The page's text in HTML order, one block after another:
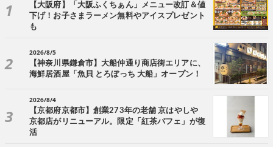
【大阪府】「大阪ふくちぁん」メニュー改訂＆値
下げ！お子さまラーメン無料やアイスプレゼント
も
2026/8/5
【神奈川県鎌倉市】大船仲通り商店街エリアに、
海鮮居酒屋「魚貝 とろぼっち 大船」オープン！
2026/8/4
【京都府京都市】創業273年の老舗 京はやしや
京都店がリニューアル。限定「紅茶パフェ」が復
活